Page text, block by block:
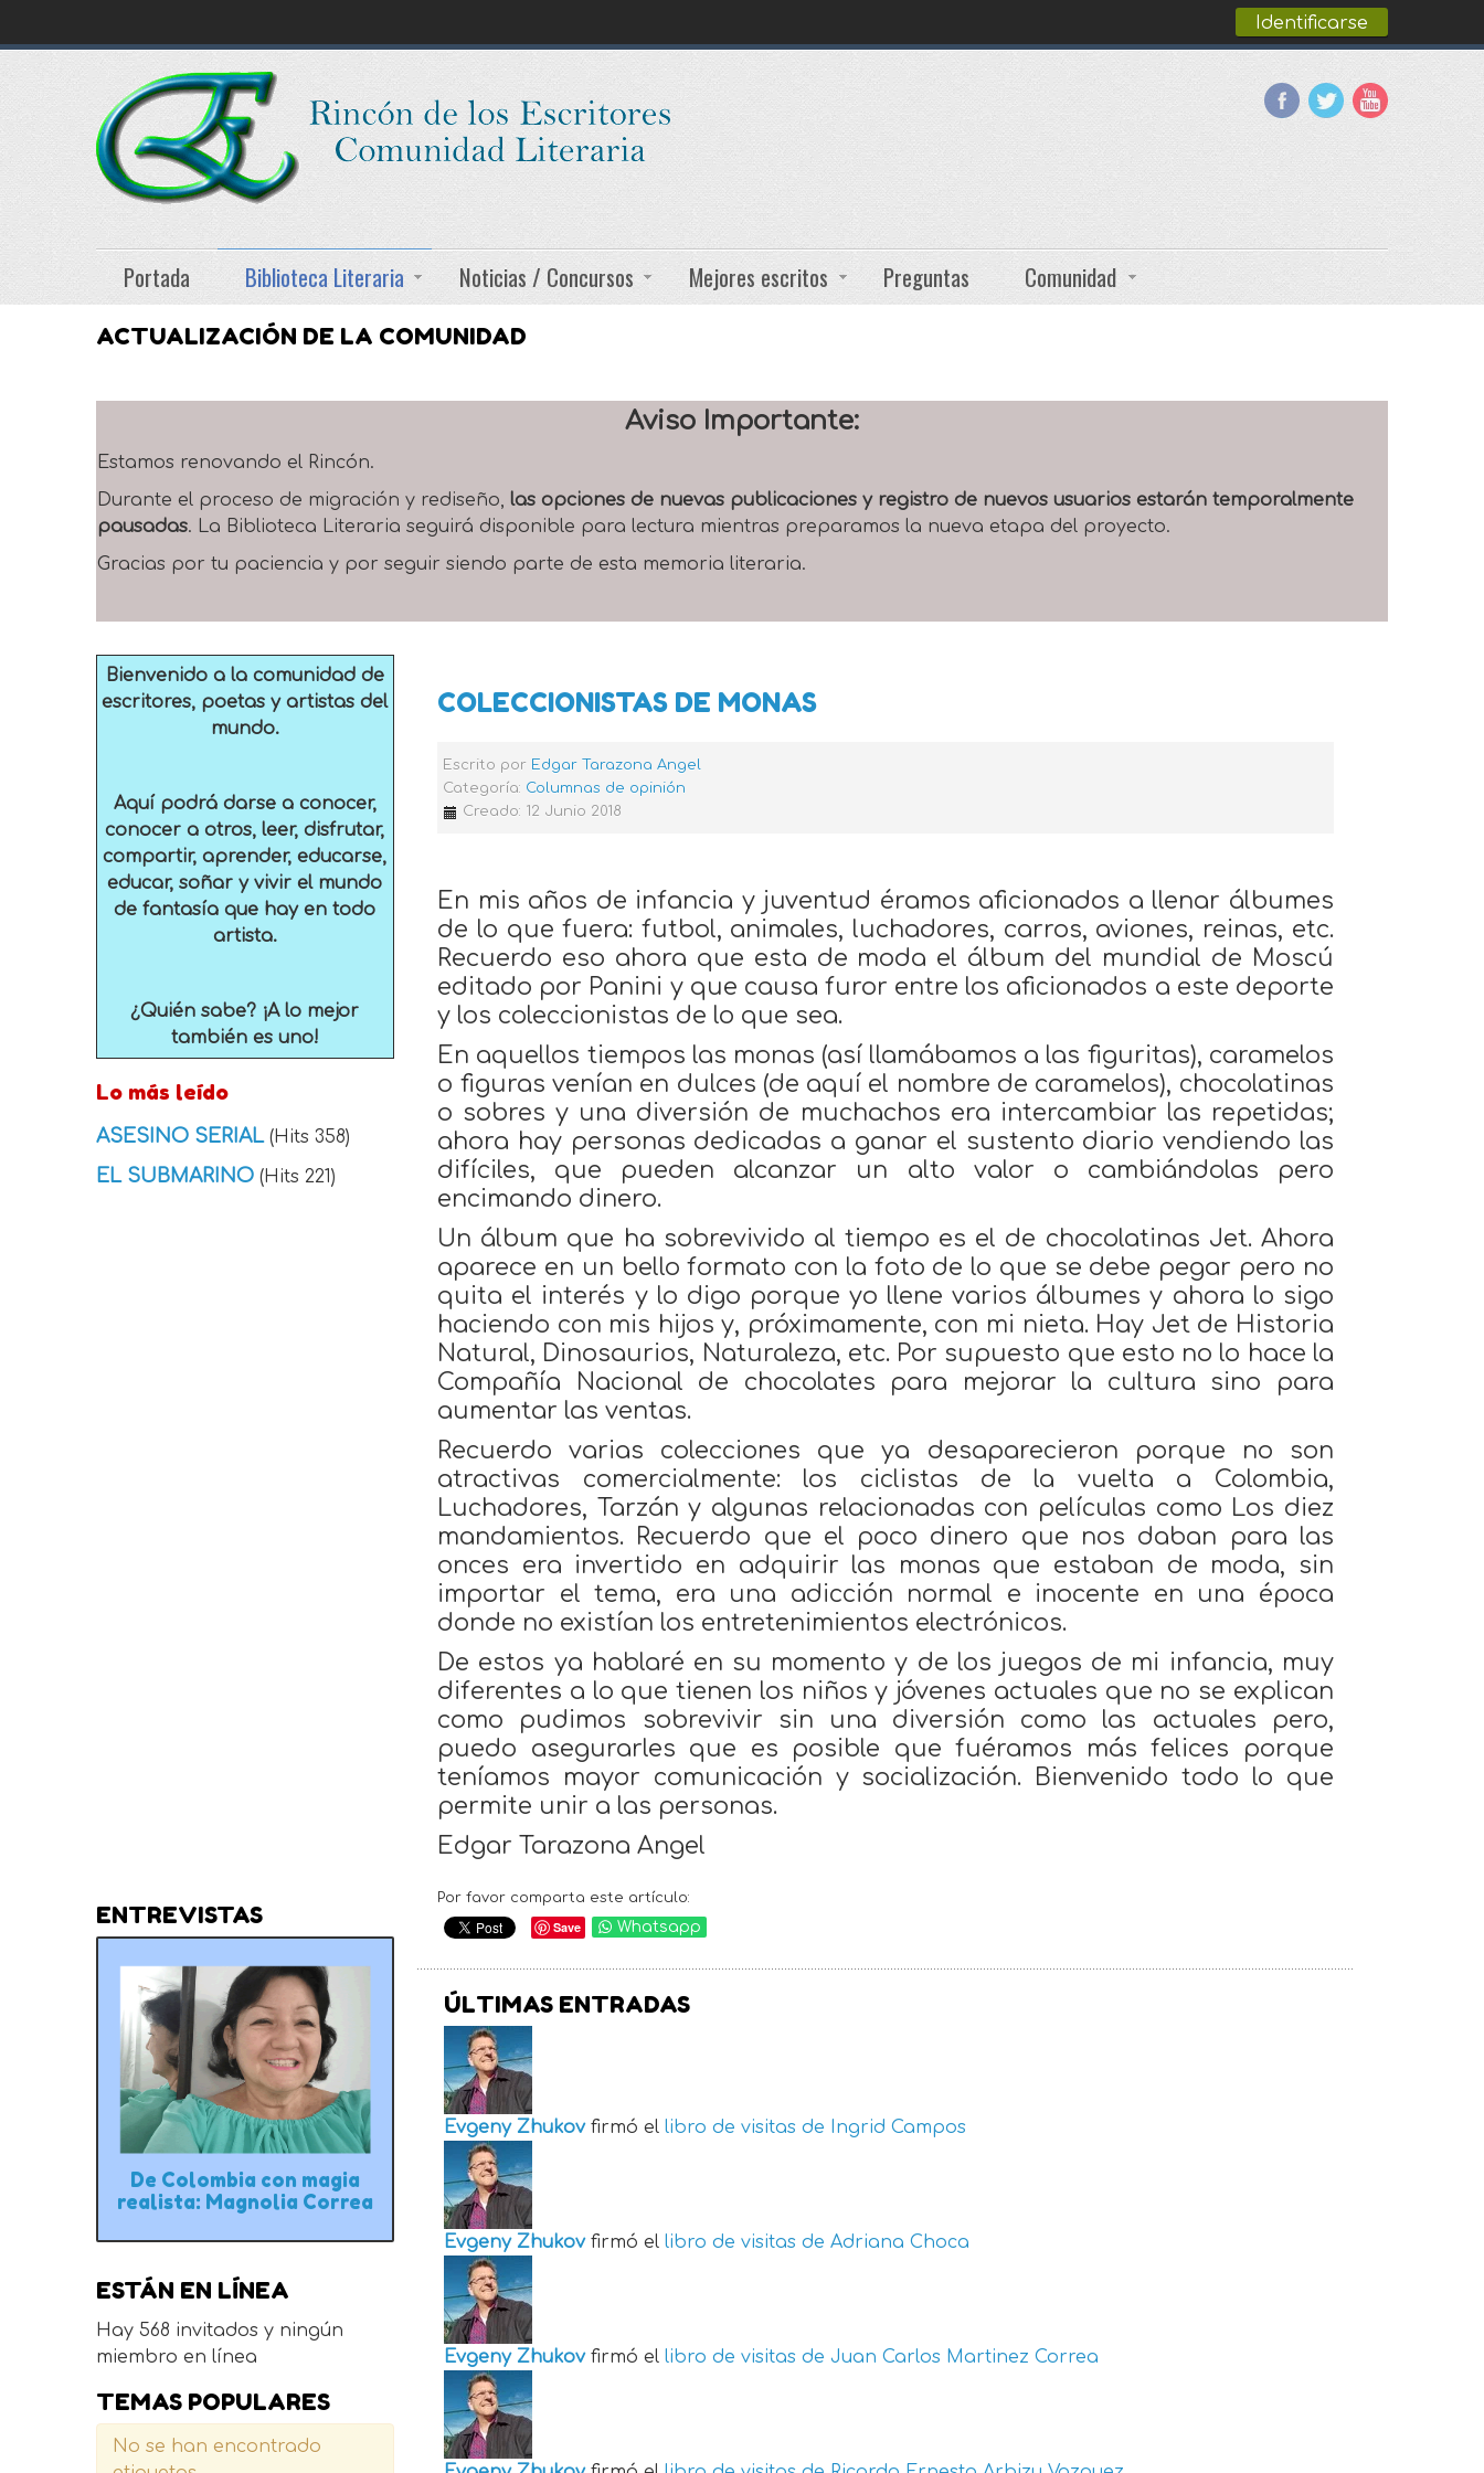
Identificarse
Portada Biblioteca Literaria Noticias / Concursos Mejores escritos Preguntas Comunidad
ACTUALIZACIÓN DE LA COMUNIDAD
Aviso Importante:
Estamos renovando el Rincón.
Durante el proceso de migración y rediseño, las opciones de nuevas publicaciones y registro de nuevos usuarios estarán temporalmente
pausadas. La Biblioteca Literaria seguirá disponible para lectura mientras preparamos la nueva etapa del proyecto.
Gracias por tu paciencia y por seguir siendo parte de esta memoria literaria.
COLECCIONISTAS DE MONAS
Escrito por Edgar Tarazona Angel
Categoría: Columnas de opinión
Creado: 12 Junio 2018
En mis años de infancia y juventud éramos aficionados a llenar álbumes
de lo que fuera: futbol, animales, luchadores, carros, aviones, reinas, etc.
Recuerdo eso ahora que esta de moda el álbum del mundial de Moscú
editado por Panini y que causa furor entre los aficionados a este deporte
y los coleccionistas de lo que sea.
En aquellos tiempos las monas (así llamábamos a las figuritas), caramelos
o figuras venían en dulces (de aquí el nombre de caramelos), chocolatinas
o sobres y una diversión de muchachos era intercambiar las repetidas;
ahora hay personas dedicadas a ganar el sustento diario vendiendo las
difíciles, que pueden alcanzar un alto valor o cambiándolas pero
encimando dinero.
Un álbum que ha sobrevivido al tiempo es el de chocolatinas Jet. Ahora
aparece en un bello formato con la foto de lo que se debe pegar pero no
quita el interés y lo digo porque yo llene varios álbumes y ahora lo sigo
haciendo con mis hijos y, próximamente, con mi nieta. Hay Jet de Historia
Natural, Dinosaurios, Naturaleza, etc. Por supuesto que esto no lo hace la
Compañía Nacional de chocolates para mejorar la cultura sino para
aumentar las ventas.
Recuerdo varias colecciones que ya desaparecieron porque no son
atractivas comercialmente: los ciclistas de la vuelta a Colombia,
Luchadores, Tarzán y algunas relacionadas con películas como Los diez
mandamientos. Recuerdo que el poco dinero que nos daban para las
onces era invertido en adquirir las monas que estaban de moda, sin
importar el tema, era una adicción normal e inocente en una época
donde no existían los entretenimientos electrónicos.
De estos ya hablaré en su momento y de los juegos de mi infancia, muy
diferentes a lo que tienen los niños y jóvenes actuales que no se explican
como pudimos sobrevivir sin una diversión como las actuales pero,
puedo asegurarles que es posible que fuéramos más felices porque
teníamos mayor comunicación y socialización. Bienvenido todo lo que
permite unir a las personas.
Edgar Tarazona Angel
Por favor comparta este artículo:
Save Whatsapp
ÚLTIMAS ENTRADAS
Evgeny Zhukov firmó el libro de visitas de Ingrid Campos
Evgeny Zhukov firmó el libro de visitas de Adriana Choca
Evgeny Zhukov firmó el libro de visitas de Juan Carlos Martinez Correa
Bienvenido a la comunidad de
escritores, poetas y artistas del
mundo.
Aquí podrá darse a conocer,
conocer a otros, leer, disfrutar,
compartir, aprender, educarse,
educar, soñar y vivir el mundo
de fantasía que hay en todo
artista.
¿Quién sabe? ¡A lo mejor
también es uno!
Lo más leído
ASESINO SERIAL (Hits 358)
EL SUBMARINO (Hits 221)
ENTREVISTAS
De Colombia con magia
realista: Magnolia Correa
ESTÁN EN LÍNEA
Hay 568 invitados y ningún
miembro en línea
TEMAS POPULARES
No se han encontrado